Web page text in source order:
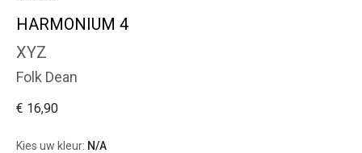
HARMONIUM 4
XYZ
Folk Dean
€ 16,90
Kies uw kleur: N/A